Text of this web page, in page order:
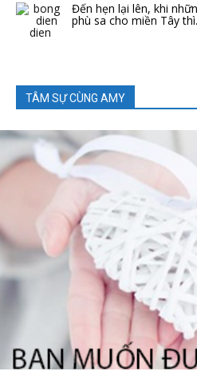
Đến hẹn lại lên, khi
phù sa cho miền Tây
TÂM SỰ CÙNG AMY